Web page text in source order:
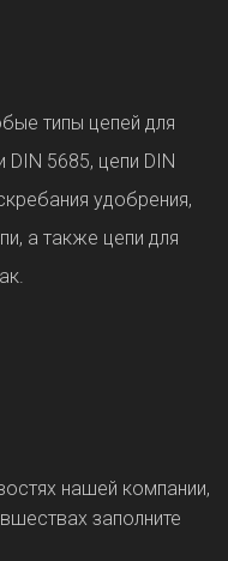
типы цепей для
5685, цепи DIN
удобрения,
а также цепи для
нашей компании,
заполните